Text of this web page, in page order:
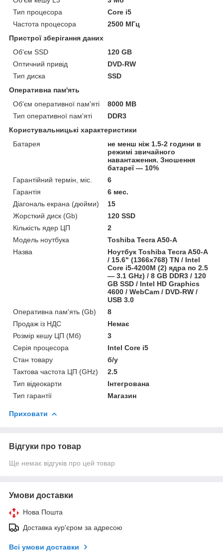
Тип процесора
Core i5
Частота процесора
2500 МГц
Пристрої зберігання даних
Об'єм SSD
120 GB
Оптичний привід
DVD-RW
Тип диска
SSD
Оперативна пам'ять
Об'єм оперативної пам'яті
8000 MB
Тип оперативної пам'яті
DDR3
Користувальницькі характеристики
Батарея
не менш ніж 1.5-2 години в
режимі звичайного
навантаження. Зношення
батареї — 10%
Гарантійний термін, міс.
6
Гарантія
6 мес.
Діагональ екрана (дюйми)
15
Жорсткий диск (Gb)
120 SSD
Кількість ядер ЦП
2
Модель ноутбука
Toshiba Tecra A50-A
Назва
Ноутбук Toshiba Tecra A50-A
/ 15.6" (1366x768) TN / Intel
Core i5-4200M (2) ядра по 2.5
— 3.1 GHz) / 8 GB DDR3 / 120
GB SSD / Intel HD Graphics
4600 / WebCam / DVD-RW /
USB 3.0
Оперативна пам'ять (Gb)
8
Продаж із НДС
Немає
Розмір кешу ЦП (Мб)
3
Серія процесора
Intel Core i5
Стан товару
б/у
Тактова частота ЦП (GHz)
2.5
Тип відеокарти
Інтегрована
Тип гарантії
Магазин
Приховати
Відгуки про товар
Ще немає відгуків про цей товар
Умови доставки
Нова Пошта
Доставка кур'єром за адресою
Всі умови доставки